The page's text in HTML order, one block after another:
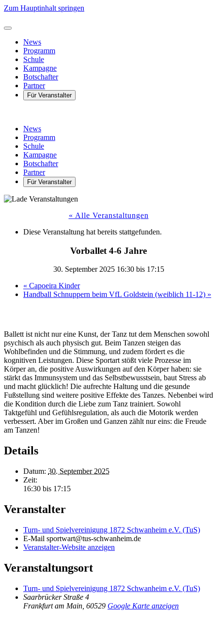
Zum Hauptinhalt springen
News
Programm
Schule
Kampagne
Botschafter
Partner
Für Veranstalter
News
Programm
Schule
Kampagne
Botschafter
Partner
Für Veranstalter
« Alle Veranstaltungen
Diese Veranstaltung hat bereits stattgefunden.
Vorballet 4-6 Jahre
30. September 2025 16:30bis 17:15
« Capoeira Kinder
Handball Schnuppern beim VfL Goldstein (weiblich 11-12) »
Ballett ist nicht nur eine Kunst, der Tanz tut dem Menschen sowohl
psychisch als auch physisch gut. Beim Tanzen steigen das
Wohlbefinden und die Stimmung, und zudem fördert es die
kognitiven Leistungen. Diese Sportart stößt viele Prozesse im
Körper an, die positive Auswirkungen auf den Körper haben: sie
stärkt das Immunsystem und das Selbstbewusstsein, baut Stress ab
und macht glücklich! Die aufrechte Haltung und die gesunde
Fußstellung sind weitere positive Effekte des Tanzes. Nebenbei wird
die Kondition durch die Liebe zum Tanz trainiert. Sowohl
Taktgefühl und Gefühlsregulation, als auch die Motorik werden
verbessert. Aber im Großen und Ganzen zählt nur eins: die Freude
am Tanzen!
Details
Datum: 30. September 2025
Zeit:
16:30 bis 17:15
Veranstalter
Turn- und Spielvereinigung 1872 Schwanheim e.V. (TuS)
E-Mail sportwart@tus-schwanheim.de
Veranstalter-Website anzeigen
Veranstaltungsort
Turn- und Spielvereinigung 1872 Schwanheim e.V. (TuS)
Saarbrücker Straße 4
Frankfurt am Main 60529 Google Karte anzeigen